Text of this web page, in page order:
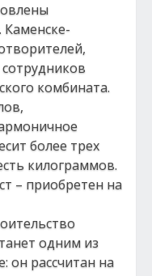
Каменскe-
комбината.
более трех
килограммов.
– приобретен на
одним из
он рассчитан на